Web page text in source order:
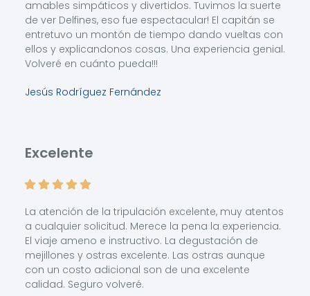
amables simpáticos y divertidos. Tuvimos la suerte
de ver Delfines, eso fue espectacular! El capitán se
entretuvo un montón de tiempo dando vueltas con
ellos y explicandonos cosas. Una experiencia genial.
Volveré en cuánto pueda!!!
Jesús Rodríguez Fernández
Excelente
La atención de la tripulación excelente, muy atentos
a cualquier solicitud. Merece la pena la experiencia.
El viaje ameno e instructivo. La degustación de
mejillones y ostras excelente. Las ostras aunque
con un costo adicional son de una excelente
calidad. Seguro volveré.